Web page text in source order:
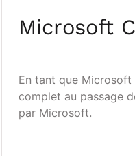
Microsoft
En tant que Microsoft
complet au passage
par Microsoft.